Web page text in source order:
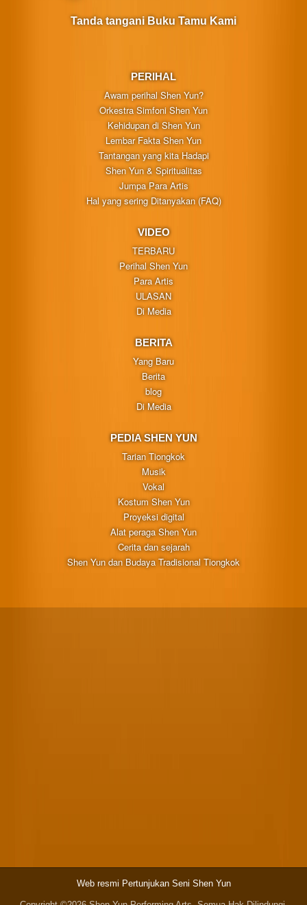
PERIHAL
Awam perihal Shen Yun?
Orkestra Simfoni Shen Yun
Kehidupan di Shen Yun
Lembar Fakta Shen Yun
Tantangan yang kita Hadapi
Shen Yun & Spiritualitas
Jumpa Para Artis
Hal yang sering Ditanyakan (FAQ)
VIDEO
TERBARU
Perihal Shen Yun
Para Artis
ULASAN
Di Media
BERITA
Yang Baru
Berita
blog
Di Media
PEDIA SHEN YUN
Tarian Tiongkok
Musik
Vokal
Kostum Shen Yun
Proyeksi digital
Alat peraga Shen Yun
Cerita dan sejarah
Shen Yun dan Budaya Tradisional Tiongkok
Tanda tangani Buku Tamu Kami
Web resmi Pertunjukan Seni Shen Yun